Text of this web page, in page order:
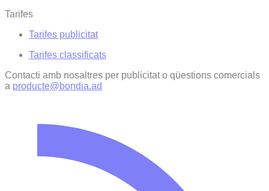
Tarifes
Tarifes publicitat
Tarifes classificats
Contacti amb nosaltres per publicitat o qüestions comercials
a producte@bondia.ad